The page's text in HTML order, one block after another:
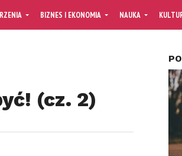
BIZNES I EKONOMIA NAUKA
(cz. 2)